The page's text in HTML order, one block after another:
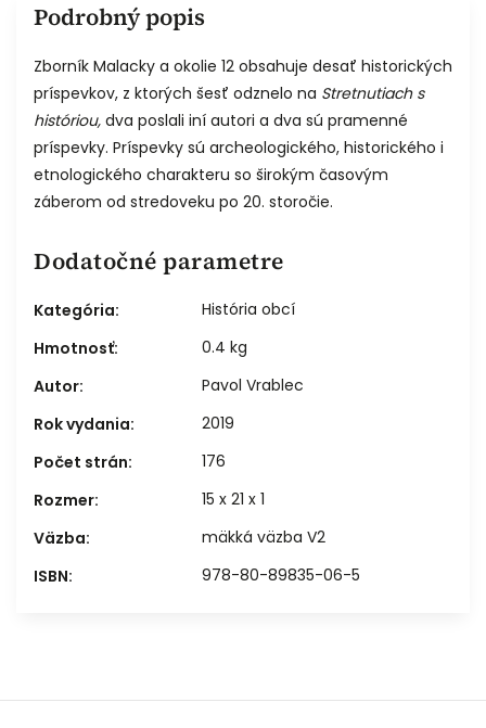
Podrobný popis
Zborník Malacky a okolie 12 obsahuje desať historických
príspevkov, z ktorých šesť odznelo na Stretnutiach s
históriou, dva poslali iní autori a dva sú pramenné
príspevky. Príspevky sú archeologického, historického i
etnologického charakteru so širokým časovým
záberom od stredoveku po 20. storočie.
Dodatočné parametre
Kategória:
História obcí
Hmotnosť:
0.4 kg
Autor:
Pavol Vrablec
Rok vydania:
2019
Počet strán:
176
Rozmer:
15 x 21 x 1
Väzba:
mäkká väzba V2
ISBN: 978-80-89835-06-5